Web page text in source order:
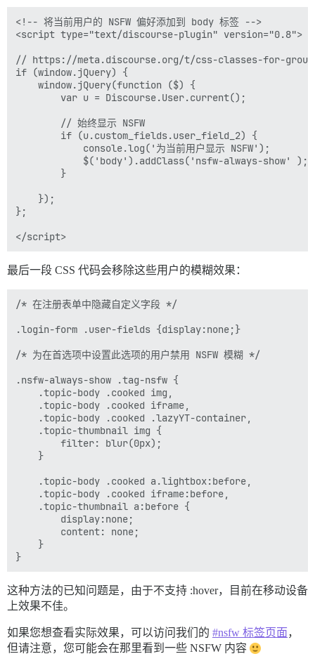
<!-- 将当前用户的 NSFW 偏好添加到 body 标签 -->
<script type="text/discourse-plugin" version="0.8">
// https://meta.discourse.org/t/css-classes-for-group-
if (window.jQuery) {
    window.jQuery(function ($) {
        var u = Discourse.User.current();
        // 始终显示 NSFW
        if (u.custom_fields.user_field_2) {
            console.log('为当前用户显示 NSFW');
            $('body').addClass('nsfw-always-show' );
        }
    });
};
最后一段 CSS 代码会移除这些用户的模糊效果：
/* 在注册表单中隐藏自定义字段 */
.login-form .user-fields {display:none;}
/* 为在首选项中设置此选项的用户禁用 NSFW 模糊 */
.nsfw-always-show .tag-nsfw {
        filter: blur(0px);
这种方法的已知问题是，由于不支持 :hover，目前在移动设备
上效果不佳。
如果您想查看实际效果，可以访问我们的 #nsfw 标签页面，
但请注意，您可能会在那里看到一些 NSFW 内容